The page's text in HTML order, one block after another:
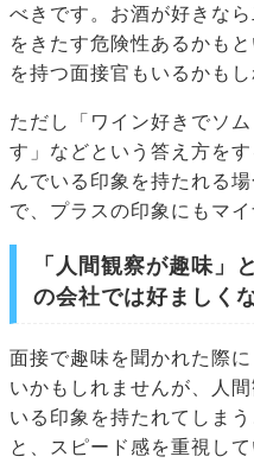
べきです。お酒が好きな
をきたす危険性あるかも
を持つ面接官もいるかも
ただし「ワイン好きでソ
す」などという答え方を
んでいる印象を持たれる
で、プラスの印象にもマ
「人間観察が趣味」
の会社では好ましく
面接で趣味を聞かれた際
いかもしれませんが、人
いる印象を持たれてしま
と、スピード感を重視し